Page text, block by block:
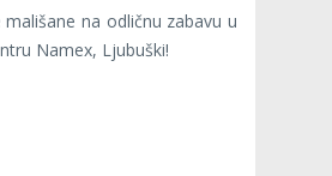
mališane na odličnu zabavu u
Namex, Ljubuški!